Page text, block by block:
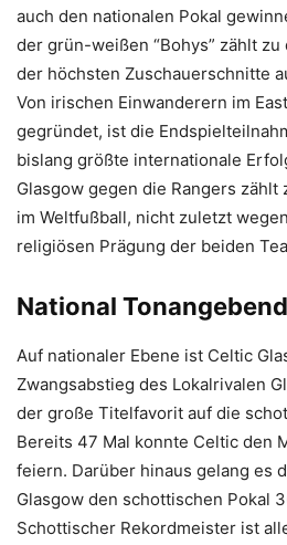
auch den nationalen Pokal
der grün-weißen “Bohys” zählt zu
der höchsten Zuschauerschnitte
Von irischen Einwanderern im
gegründet, ist die
bislang größte internationale
Glasgow gegen die Rangers
im Weltfußball, nicht zuletzt
religiösen Prägung der beiden
National Tonangebend
Auf nationaler Ebene ist Celtic
Zwangsabstieg des Lokalrivalen
der große Titelfavorit auf die
Bereits 47 Mal konnte Celtic den
feiern. Darüber hinaus gelang es
Glasgow den schottischen Pokal
Schottischer Rekordmeister ist